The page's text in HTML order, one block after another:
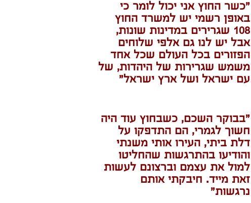
"כשר החוץ אני יכול לומר כי
באופן רשמי יש למשרד החוץ
108 שגרירים במדינות שונות,
אבל יש לנו גם אלפי שלוחים
הפזורים בכל העולם שכל אחד
משמש שגרירות של היהדות, של
עם ישראל ושל ארץ ישראל"
"בבוקר השכם, כשבחוץ עוד היה
חשוך לגמרי, הם התדפקו על
דלת ביתי, העירו אותי משנתי
והודיעו בהתרגשות שהחליטו
למול את עצמם וברצונם לעשות
זאת מייד. חיבקתי אותם
נרגשות"